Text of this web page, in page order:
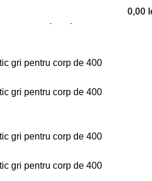
0,00
Suport pentru tacamuri